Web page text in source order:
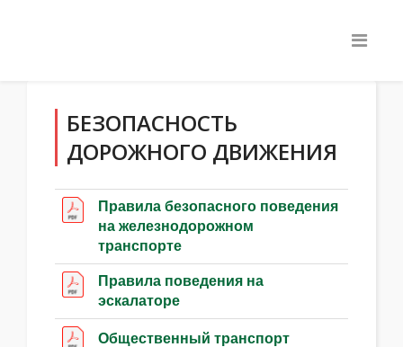
БЕЗОПАСНОСТЬ
ДОРОЖНОГО ДВИЖЕНИЯ
Правила безопасного поведения
на железнодорожном
транспорте
Правила поведения на
эскалаторе
Общественный транспорт